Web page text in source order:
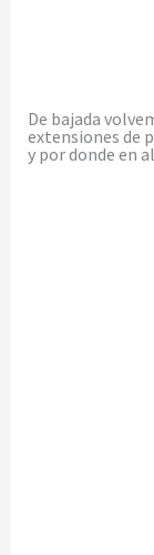
De bajada
extensiones de
y por donde en